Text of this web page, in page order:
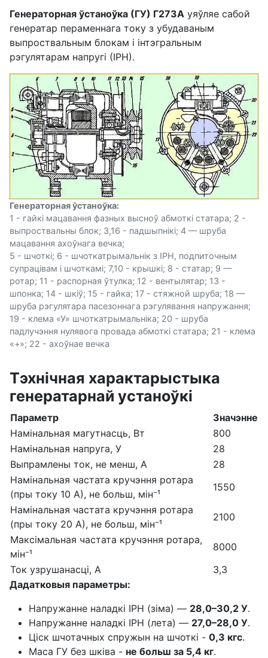
Генераторная ўстаноўка (ГУ) Г273А уяўляе сабой
генератар пераменнага току з убудаваным
выпроствальным блокам і інтэгральным
рэгулятарам напругі (ІРН).
Генераторная ўстаноўка:
1 - гайкі мацавання фазных высноў абмоткі статара; 2 -
выпроствальны блок; 3,16 - падшыпнікі; 4 — шруба
мацавання ахоўнага вечка;
5 - шчоткі; 6 - шчоткатрымальнік з ІРН, подпиточным
супрацівам і шчоткамі; 7,10 - крышкі; 8 - статар; 9 —
ротар; 11 - распорная ўтулка; 12 - вентылятар; 13 -
шпонка; 14 - шкіў; 15 - гайка; 17 - стяжной шруба; 18 —
шруба рэгулятара пасезоннага рэгулявання напружання;
19 - клема «У» шчоткатрымальніка; 20 - шруба
падлучэння нулявога провада абмоткі статара; 21 - клема
«+»; 22 - ахоўнае вечка
Тэхнічная характарыстыка
генератарнай устаноўкі
Параметр
Значэнне
Намінальная магутнасць, Вт
800
Намінальная напруга, У
28
Выпрамлены ток, не менш, А
28
Намінальная частата кручэння ротара
(пры току 10 А), не больш, мін⁻¹
1550
Намінальная частата кручэння ротара
(пры току 20 А), не больш, мін⁻¹
2100
Максімальная частата кручэння ротара,
мін⁻¹
8000
Ток узрушанасці, А
3,3
Дадатковыя параметры:
Напружанне наладкі ІРН (зіма) — 28,0–30,2 У.
Напружанне наладкі ІРН (лета) — 27,0–28,0 У.
Ціск шчотачных спружын на шчоткі - 0,3 кгс.
Маса ГУ без шківа - не больш за 5,4 кг.